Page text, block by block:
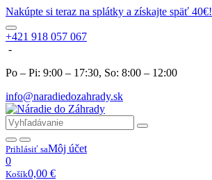
Nakúpte si teraz na splátky a získajte späť 40€!
+421 918 057 067
-
Po – Pi: 9:00 – 17:30, So: 8:00 – 12:00
info@naradiedozahrady.sk
Prihlásiť saMôj účet
0
Košík0,00 €